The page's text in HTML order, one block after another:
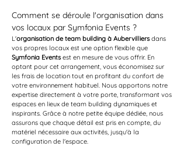
Comment se déroule l'organisation dans
vos locaux par Symfonia Events ?
L'organisation de team building à Aubervilliers dans
vos propres locaux est une option flexible que
Symfonia Events est en mesure de vous offrir. En
optant pour cet arrangement, vous économisez sur
les frais de location tout en profitant du confort de
votre environnement habituel. Nous apportons notre
expertise directement à votre porte, transformant vos
espaces en lieux de team building dynamiques et
inspirants. Grâce à notre petite équipe dédiée, nous
assurons que chaque détail est pris en compte, du
matériel nécessaire aux activités, jusqu'à la
configuration de l'espace.